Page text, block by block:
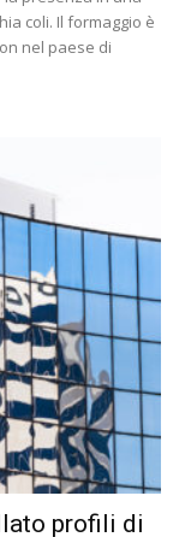
coli. Il formaggio è
nel paese di
profili di